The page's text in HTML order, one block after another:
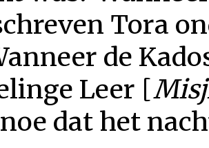
Tora
de
Leer [
dat het